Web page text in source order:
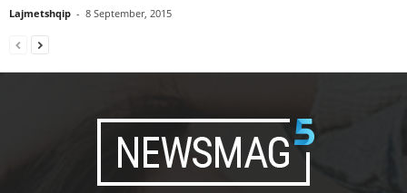
Lajmetshqip - 8 September, 2015